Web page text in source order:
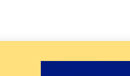
果的な会話パターンの習得。マネー
の交渉力強化までを網羅